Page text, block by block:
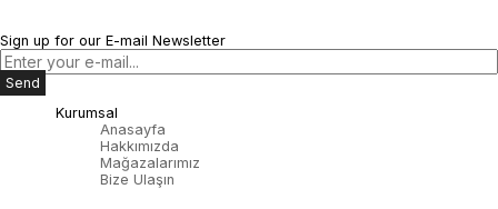
Sign up for our E-mail Newsletter
Send
Kurumsal
Anasayfa
Hakkımızda
Mağazalarımız
Bize Ulaşın